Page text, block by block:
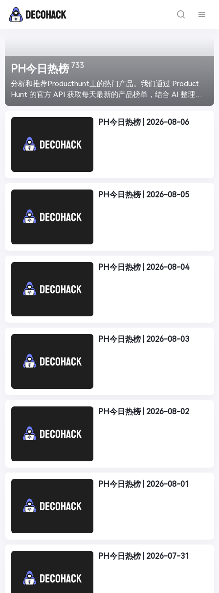
PH今日热榜 733
分析和推荐Producthunt上的热门产品。我们通过 Product
Hunt 的官方 API 获取每天最新的产品榜单，结合 AI 整理分
析，给你带来最直观的产品介绍，让你能够快速浏览最新最
火爆的产品趋势。每天下午4点准时更新。
PH今日热榜 | 2026-08-06
PH今日热榜 | 2026-08-05
PH今日热榜 | 2026-08-04
PH今日热榜 | 2026-08-03
PH今日热榜 | 2026-08-02
PH今日热榜 | 2026-08-01
PH今日热榜 | 2026-07-31